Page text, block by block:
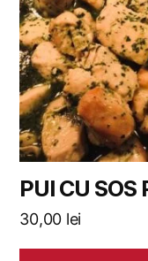
PUI CU SOS
30,00 lei